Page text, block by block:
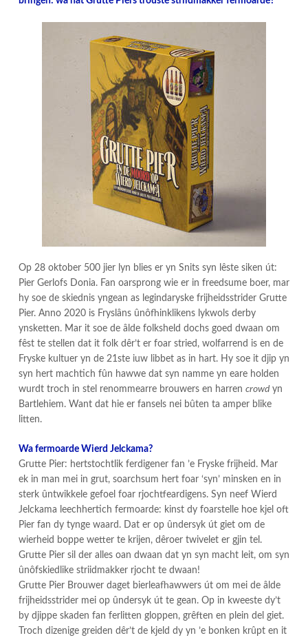
Op 28 oktober 500 jier lyn blies er yn Snits syn lêste siken út:
Pier Gerlofs Donia. Fan oarsprong wie er in freedsume boer, mar
hy soe de skiednis yngean as legindaryske frijheidsstrider Grutte
Pier. Anno 2020 is Fryslâns ûnôfhinklikens lykwols derby
ynsketten. Mar it soe de âlde folksheld dochs goed dwaan om
fêst te stellen dat it folk dêr’t er foar stried, wolfarrend is en de
Fryske kultuer yn de 21ste iuw libbet as in hart. Hy soe it djip yn
syn hert machtich fûn hawwe dat syn namme yn eare holden
wurdt troch in stel renommearre brouwers en harren crowd yn
Bartlehiem. Want dat hie er fansels nei bûten ta amper blike
litten.
Wa fermoarde Wierd Jelckama?
Grutte Pier: hertstochtlik ferdigener fan ’e Fryske frijheid. Mar
ek in man mei in grut, soarchsum hert foar ‘syn’ minsken en in
sterk ûntwikkele gefoel foar rjochtfeardigens. Syn neef Wierd
Jelckama leechhertich fermoarde: kinst dy foarstelle hoe kjel oft
Pier fan dy tynge waard. Dat er op ûndersyk út giet om de
wierheid boppe wetter te krijen, dêroer twivelet er gjin tel.
Grutte Pier sil der alles oan dwaan dat yn syn macht leit, om syn
ûnôfskiedlike striidmakker rjocht te dwaan!
Grutte Pier Brouwer daget bierleafhawwers út om mei de âlde
frijheidsstrider mei op ûndersyk út te gean. Op in kweeste dy’t
by djippe skaden fan ferlitten gloppen, grêften en plein del giet.
Troch dizenige greiden dêr’t de kjeld dy yn ’e bonken krûpt en it